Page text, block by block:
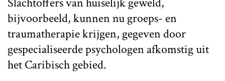
bijvoorbeeld, kunnen nu groeps- en
traumatherapie krijgen, gegeven door
gespecialiseerde psychologen afkomstig uit
het Caribisch gebied.